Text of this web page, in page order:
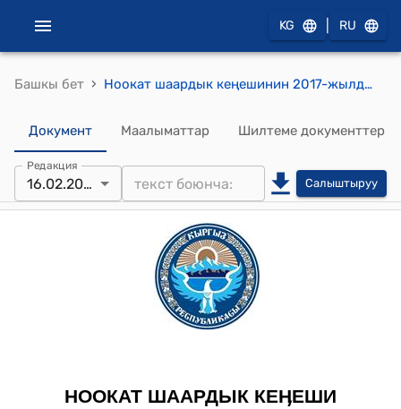
KG RU
Башкы бет › Ноокат шаардык кеңешинин 2017-жылдын 16-февралындагы № 14 "Ноокат шаар мэриясынын жана Ноокат шаардык кеңешинин кызматкерлеринин байланыш кызматтары жөнүндө" токтому
Документ Маалыматтар Шилтеме документтер
Редакция
16.02.2017 Салыштыруу